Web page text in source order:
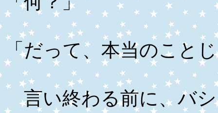
「だって、本当のこと
言い終わる前に、バ